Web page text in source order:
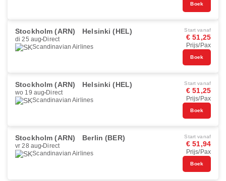
Boek
Stockholm (ARN) Helsinki (HEL)
di 25 aug Direct
Scandinavian Airlines
Start vanaf
€ 51,25
Prijs/Pax
Boek
Stockholm (ARN) Helsinki (HEL)
wo 19 aug Direct
Scandinavian Airlines
Start vanaf
€ 51,25
Prijs/Pax
Boek
Stockholm (ARN) Berlin (BER)
vr 28 aug Direct
Scandinavian Airlines
Start vanaf
€ 51,94
Prijs/Pax
Boek